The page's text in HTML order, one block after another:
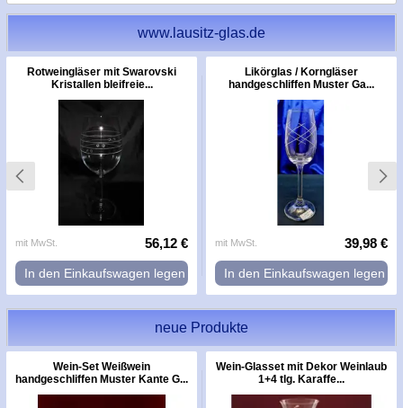
www.lausitz-glas.de
Rotweingläser mit Swarovski
Kristallen bleifreie...
mit MwSt. 56,12 €
In den Einkaufswagen legen
Likörglas / Korngläser
handgeschliffen Muster Ga...
mit MwSt. 39,98 €
In den Einkaufswagen legen
neue Produkte
Wein-Set Weißwein
handgeschliffen Muster Kante G...
Wein-Glasset mit Dekor Weinlaub
1+4 tlg. Karaffe...